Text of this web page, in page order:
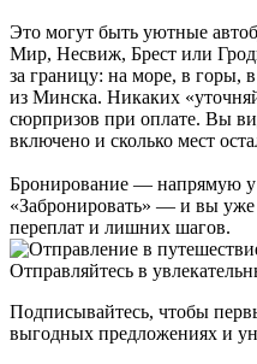
Это могут быть уютные
Мир, Несвиж, Брест или
за границу: на море, в горы,
из Минска. Никаких
сюрпризов при оплате. Вы
включено и сколько мест
Бронирование — напрямую у
«Забронировать» — и вы уже
переплат и лишних шагов.
Отправляйтесь в
Подписывайтесь, чтобы
выгодных предложениях и